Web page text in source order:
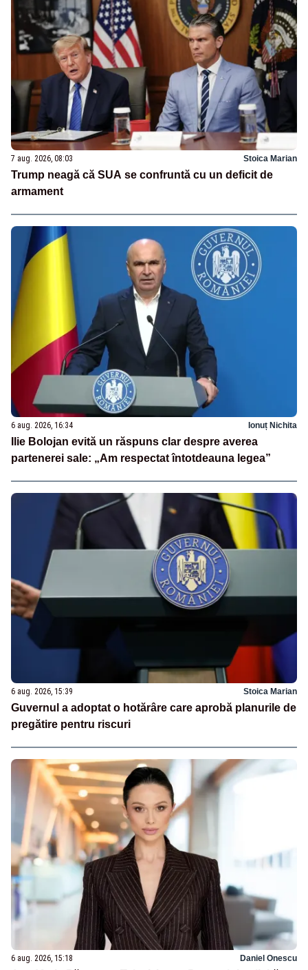
7 aug. 2026, 08:03 Stoica Marian
Trump neagă că SUA se confruntă cu un deficit de
armament
6 aug. 2026, 16:34 Ionuț Nichita
Ilie Bolojan evită un răspuns clar despre averea
partenerei sale: „Am respectat întotdeauna legea”
6 aug. 2026, 15:39 Stoica Marian
Guvernul a adoptat o hotărâre care aprobă planurile de
pregătire pentru riscuri
6 aug. 2026, 15:18 Daniel Onescu